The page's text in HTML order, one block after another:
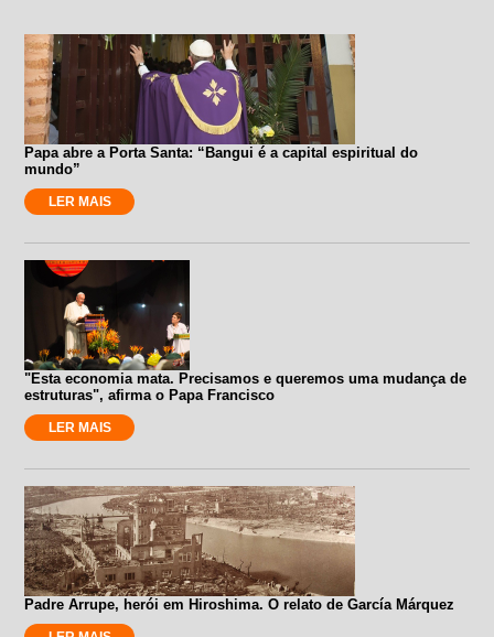
Papa abre a Porta Santa: “Bangui é a capital espiritual do
mundo”
LER MAIS
"Esta economia mata. Precisamos e queremos uma mudança de
estruturas", afirma o Papa Francisco
LER MAIS
Padre Arrupe, herói em Hiroshima. O relato de García Márquez